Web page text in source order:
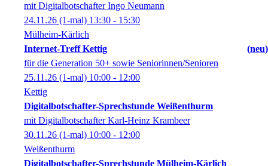
mit Digitalbotschafter Ingo Neumann
24.11.26 (1-mal) 13:30 - 15:30
Mülheim-Kärlich
Internet-Treff Kettig
neu
für die Generation 50+ sowie Seniorinnen/Senioren
25.11.26 (1-mal) 10:00 - 12:00
Kettig
Digitalbotschafter-Sprechstunde Weißenthurm
mit Digitalbotschafter Karl-Heinz Krambeer
30.11.26 (1-mal) 10:00 - 12:00
Weißenthurm
Digitalbotschafter-Sprechstunde Mülheim-Kärlich